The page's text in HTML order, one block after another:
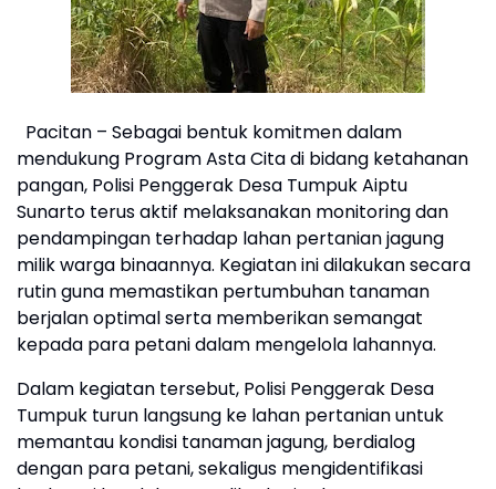
Pacitan – Sebagai bentuk komitmen dalam
mendukung Program Asta Cita di bidang ketahanan
pangan, Polisi Penggerak Desa Tumpuk Aiptu
Sunarto terus aktif melaksanakan monitoring dan
pendampingan terhadap lahan pertanian jagung
milik warga binaannya. Kegiatan ini dilakukan secara
rutin guna memastikan pertumbuhan tanaman
berjalan optimal serta memberikan semangat
kepada para petani dalam mengelola lahannya.
Dalam kegiatan tersebut, Polisi Penggerak Desa
Tumpuk turun langsung ke lahan pertanian untuk
memantau kondisi tanaman jagung, berdialog
dengan para petani, sekaligus mengidentifikasi